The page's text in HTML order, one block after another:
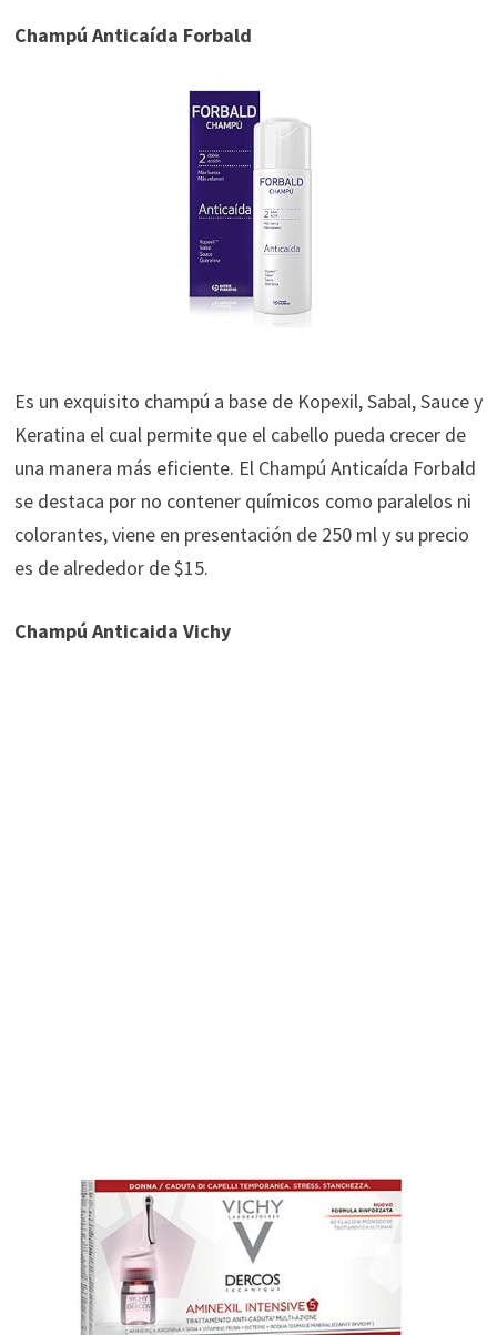
Champú Anticaída Forbald
Es un exquisito champú a base de Kopexil, Sabal, Sauce y
Keratina el cual permite que el cabello pueda crecer de
una manera más eficiente. El Champú Anticaída Forbald
se destaca por no contener químicos como paralelos ni
colorantes, viene en presentación de 250 ml y su precio
es de alrededor de $15.
Champú Anticaida Vichy